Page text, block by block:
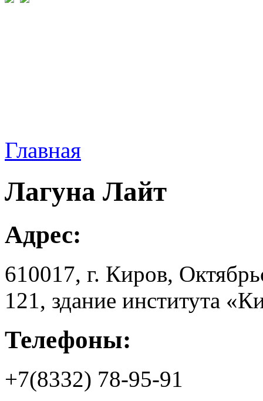
Главная
Лагуна Лайт
Адрес:
610017, г. Киров,
121, здание института
Телефоны:
+7(8332) 78-95-91